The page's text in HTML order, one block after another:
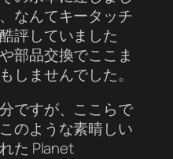
なんてキータッチ
評していました
部品交換でここま
しませんでした。
ですが、ここらで
のような素晴しい
た Planet